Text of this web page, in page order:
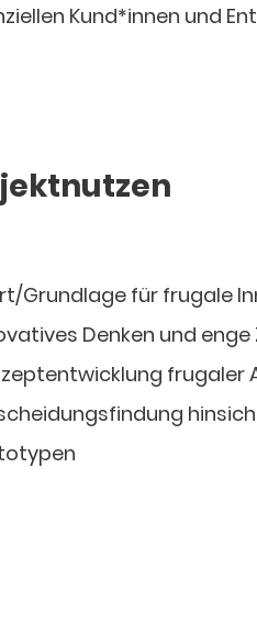
Kund*innen und
Grundlage für frugale
Denken und
frugaler